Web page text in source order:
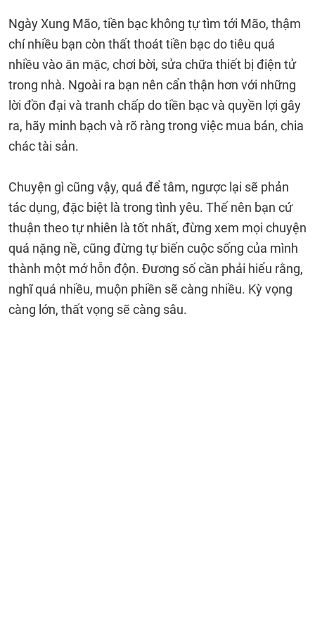
Ngày Xung Mão, tiền bạc không tự tìm tới Mão, thậm
chí nhiều bạn còn thất thoát tiền bạc do tiêu quá
nhiều vào ăn mặc, chơi bời, sửa chữa thiết bị điện tử
trong nhà. Ngoài ra bạn nên cẩn thận hơn với những
lời đồn đại và tranh chấp do tiền bạc và quyền lợi gây
ra, hãy minh bạch và rõ ràng trong việc mua bán, chia
chác tài sản.
Chuyện gì cũng vậy, quá để tâm, ngược lại sẽ phản
tác dụng, đặc biệt là trong tình yêu. Thế nên bạn cứ
thuận theo tự nhiên là tốt nhất, đừng xem mọi chuyện
quá nặng nề, cũng đừng tự biến cuộc sống của mình
thành một mớ hỗn độn. Đương số cần phải hiểu rằng,
nghĩ quá nhiều, muộn phiền sẽ càng nhiều. Kỳ vọng
càng lớn, thất vọng sẽ càng sâu.